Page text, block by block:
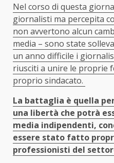
Nel corso di questa
giornalisti ma percepita
non avvertono alcun
media – sono state
un anno difficile i
riusciti a unire le proprie
proprio sindacato.
La battaglia è quella
una libertà che potrà
media indipendenti,
essere stato fatto
professionisti del